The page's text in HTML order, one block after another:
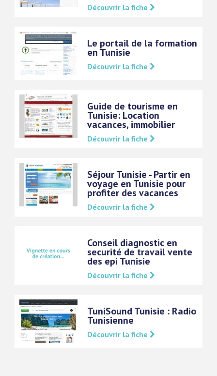
Découvrir la fiche
Le portail de la formation
en Tunisie
Découvrir la fiche
Guide de tourisme en
Tunisie: Location
vacances, immobilier
Découvrir la fiche
Séjour Tunisie - Partir en
voyage en Tunisie pour
profiter des vacances
Découvrir la fiche
Conseil diagnostic en
securité de travail vente
des epi Tunisie
Découvrir la fiche
TuniSound Tunisie : Radio
Tunisienne
Découvrir la fiche